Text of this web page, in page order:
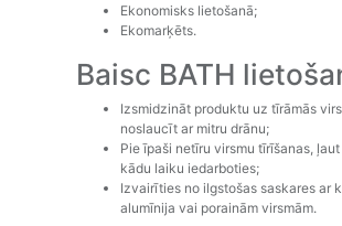
Ekonomisks lietošanā;
Ekomarķēts.
Baisc BATH
Izsmidzināt produktu uz tīrāmās
noslaucīt ar mitru drānu;
Pie īpaši netīru virsmu tīrīšanas,
kādu laiku iedarboties;
Izvairīties no ilgstošas saskares ar
alumīnija vai porainām virsmām.